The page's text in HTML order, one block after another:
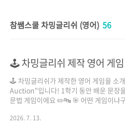
참쌤스쿨 차밍글리쉬 (영어) 56
🕹️ 차밍글리쉬 제작 영어 게
🕹️ 차밍글리쉬가 제작한 영어 게임을 소
Auction"입니다! 1학기 동안 배운 문장
문법 게임이에요 ✏️🔤 🎯 어떤 게임이냐
✨ Sentence Auction의 포인트! ✅ 아
2026. 7. 13.